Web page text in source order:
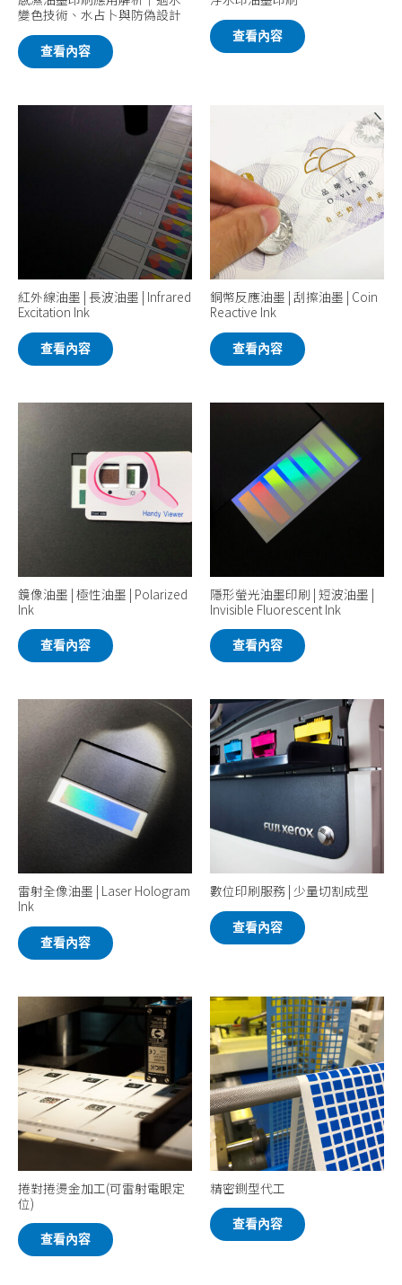
變色技術、水占卜與防偽設計
查看內容
查看內容
紅外線油墨 | 長波油墨 | Infrared
Excitation Ink
查看內容
銅幣反應油墨 | 刮擦油墨 | Coin
Reactive Ink
查看內容
鏡像油墨 | 極性油墨 | Polarized
Ink
查看內容
隱形螢光油墨印刷 | 短波油墨 |
Invisible Fluorescent Ink
查看內容
雷射全像油墨 | Laser Hologram
Ink
查看內容
數位印刷服務 | 少量切割成型
查看內容
捲對捲燙金加工(可雷射電眼定
位)
查看內容
精密鍘型代工
查看內容